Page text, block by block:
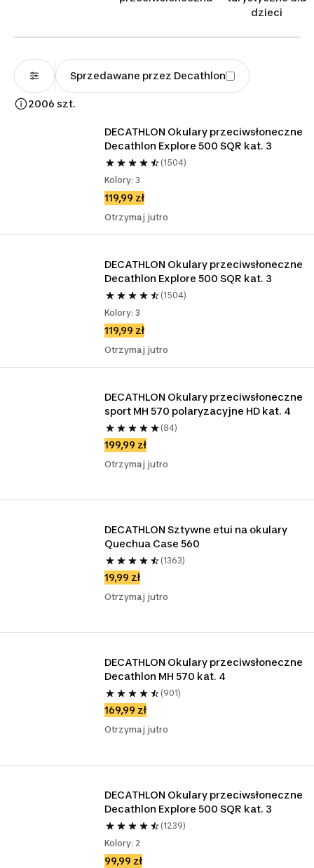
dzieci
Sprzedawane przez Decathlon
2006 szt.
DECATHLON Okulary przeciwsłoneczne
Decathlon Explore 500 SQR kat. 3
(1504)
Kolory: 3
119,99 zł
Otrzymaj jutro
DECATHLON Okulary przeciwsłoneczne
Decathlon Explore 500 SQR kat. 3
(1504)
Kolory: 3
119,99 zł
Otrzymaj jutro
DECATHLON Okulary przeciwsłoneczne
sport MH 570 polaryzacyjne HD kat. 4
(84)
199,99 zł
Otrzymaj jutro
DECATHLON Sztywne etui na okulary
Quechua Case 560
(1363)
19,99 zł
Otrzymaj jutro
DECATHLON Okulary przeciwsłoneczne
Decathlon MH 570 kat. 4
(901)
169,99 zł
Otrzymaj jutro
DECATHLON Okulary przeciwsłoneczne
Decathlon Explore 500 SQR kat. 3
(1239)
Kolory: 2
99,99 zł